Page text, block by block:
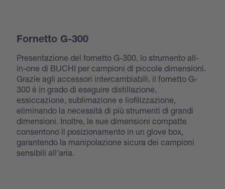
Fornetto G-300
Presentazione del fornetto G-300, lo strumento all-
in-one di BUCHI per campioni di piccole dimensioni.
Grazie agli accessori intercambiabili, il fornetto G-
300 è in grado di eseguire distillazione,
essiccazione, sublimazione e liofilizzazione,
eliminando la necessità di più strumenti di grandi
dimensioni. Inoltre, le sue dimensioni compatte
consentono il posizionamento in un glove box,
garantendo la manipolazione sicura dei campioni
sensibili all'aria.